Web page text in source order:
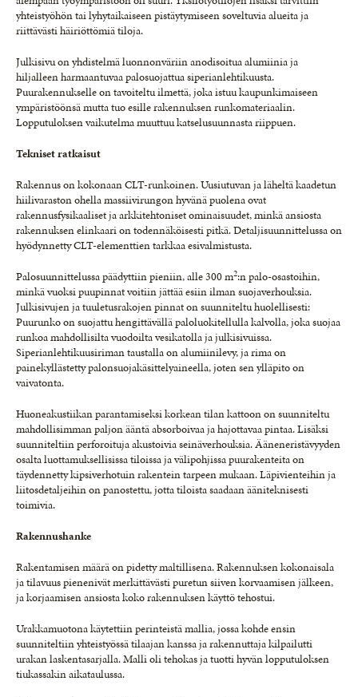
yhteistyöhön tai lyhytaikaiseen pistäytymiseen soveltuvia alueita ja
riittävästi häiriöttömiä tiloja.
Julkisivu on yhdistelmä luonnonväriin anodisoitua alumiinia ja
hiljalleen harmaantuvaa palosuojattua siperianlehtikuusta.
Puurakennukselle on tavoiteltu ilmettä, joka istuu kaupunkimaiseen
ympäristöönsä mutta tuo esille rakennuksen runkomateriaalin.
Lopputuloksen vaikutelma muuttuu katselusuunnasta riippuen.
Tekniset ratkaisut
Rakennus on kokonaan CLT-runkoinen. Uusiutuvan ja läheltä kaadetun
hiilivaraston ohella massiivirungon hyvänä puolena ovat
rakennusfysikaaliset ja arkkitehtoniset ominaisuudet, minkä ansiosta
rakennuksen elinkaari on todennäköisesti pitkä. Detaljisuunnittelussa on
hyödynnetty CLT-elementtien tarkkaa esivalmistusta.
Palosuunnittelussa päädyttiin pieniin, alle 300 m2:n palo-osastoihin,
minkä vuoksi puupinnat voitiin jättää esiin ilman suojaverhouksia.
Julkisivujen ja tuuletusrakojen pinnat on suunniteltu huolellisesti:
Puurunko on suojattu hengittävällä paloluokitellulla kalvolla, joka suojaa
runkoa mahdollisilta vuodoilta vesikatolla ja julkisivuissa.
Siperianlehtikuusiriman taustalla on alumiinilevy, ja rima on
painekyllästetty palonsuojakäsittelyaineella, joten sen ylläpito on
vaivatonta.
Huoneakustiikan parantamiseksi korkean tilan kattoon on suunniteltu
mahdollisimman paljon ääntä absorboivaa ja hajottavaa pintaa. Lisäksi
suunniteltiin perforoituja akustoivia seinäverhouksia. Ääneneristävyyden
osalta luottamuksellisissa tiloissa ja välipohjissa puurakenteita on
täydennetty kipsiverhotuin rakentein tarpeen mukaan. Läpivienteihin ja
liitosdetaljeihin on panostettu, jotta tiloista saadaan ääniteknisesti
toimivia.
Rakennushanke
Rakentamisen määrä on pidetty maltillisena. Rakennuksen kokonaisala
ja tilavuus pienenivät merkittävästi puretun siiven korvaamisen jälkeen,
ja korjaamisen ansiosta koko rakennuksen käyttö tehostui.
Urakkamuotona käytettiin perinteistä mallia, jossa kohde ensin
suunniteltiin yhteistyössä tilaajan kanssa ja rakennuttaja kilpailutti
urakan laskentasarjalla. Malli oli tehokas ja tuotti hyvän lopputuloksen
tiukassakin aikataulussa.